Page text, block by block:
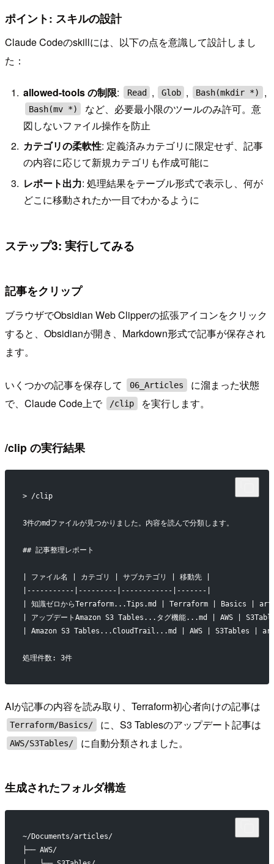
ポイント: スキルの設計
Claude Codeのskillには、以下の点を意識して設計しまし
た：
allowed-tools の制限: Read , Glob , Bash(mkdir *) ,
Bash(mv *)
など、必要最小限のツールのみ許可。意
図しないファイル操作を防止
カテゴリの柔軟性: 定義済みカテゴリに限定せず、記事
の内容に応じて新規カテゴリも作成可能に
レポート出力: 処理結果をテーブル形式で表示し、何が
どこに移動されたか一目でわかるように
ステップ3: 実行してみる
記事をクリップ
ブラウザでObsidian Web Clipperの拡張アイコンをクリック
すると、Obsidianが開き、Markdown形式で記事が保存され
ます。
いくつかの記事を保存して 06_Articles
に溜まった状態
で、Claude Code上で
/clip を実行します。
/clip の実行結果
> /clip
3件のmdファイルが見つかりました。内容を読んで分類します。
## 記事整理レポート
| ファイル名 | カテゴリ | サブカテゴリ | 移動先 |
|-----------|---------|------------|-------|
| 知識ゼロからTerraform...Tips.md | Terraform | Basics |
| アップデートAmazon S3 Tables...タグ機能...md | AWS |
| Amazon S3 Tables...CloudTrail...md | AWS | S3Tables |
処理件数: 3件
AIが記事の内容を読み取り、Terraform初心者向けの記事は
Terraform/Basics/ に、S3 Tablesのアップデート記事は
AWS/S3Tables/ に自動分類されました。
生成されたフォルダ構造
~/Documents/articles/
├── AWS/